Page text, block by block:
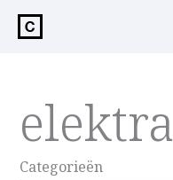
inhoud
elektra
Categorieën
Categorieën